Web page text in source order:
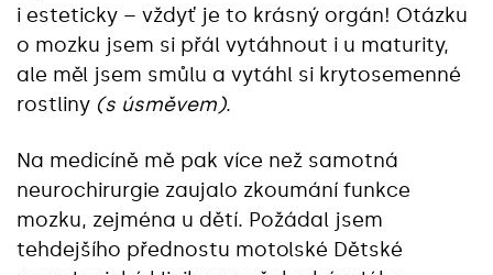
i esteticky – vždyť je to krásný orgán! Otázku
o mozku jsem si přál vytáhnout i u maturity,
ale měl jsem smůlu a vytáhl si krytosemenné
rostliny (s úsměvem).
Na medicíně mě pak více než samotná
neurochirurgie zaujalo zkoumání funkce
mozku, zejména u dětí. Požádal jsem
tehdejšího přednostu motolské Dětské